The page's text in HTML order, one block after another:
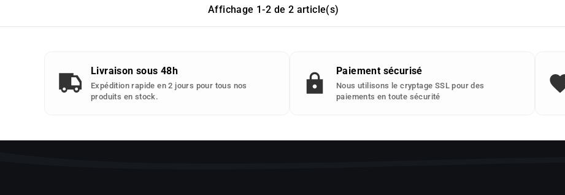
Affichage 1-2 de 2 article(s)
Livraison sous 48h
Expédition rapide en 2 jours pour tous nos
produits en stock.
Paiement sécurisé
Nous utilisons le cryptage SSL pour des
paiements en toute sécurité